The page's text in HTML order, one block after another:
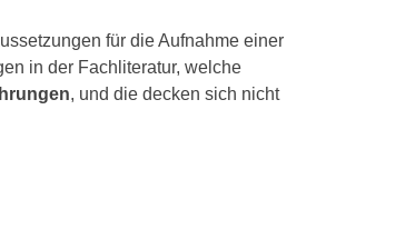
für die Aufnahme einer
in der Fachliteratur, welche
, und die decken sich nicht